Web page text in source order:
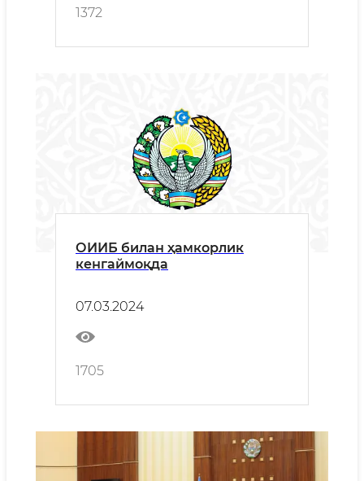
1372
ОИИБ билан ҳамкорлик
кенгаймоқда
07.03.2024
1705